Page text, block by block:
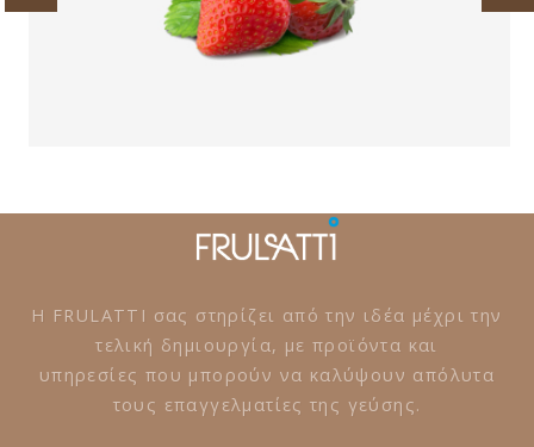
Η FRULATTI σας στηρίζει από την ιδέα μέχρι την
τελική δημιουργία, με προϊόντα και
υπηρεσίες που μπορούν να καλύψουν απόλυτα
τους επαγγελματίες της γεύσης.